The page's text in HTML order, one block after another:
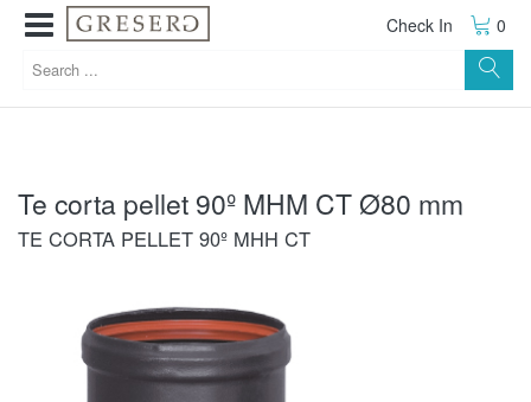
Check In 0
Te corta pellet 90º MHM CT Ø80 mm
TE CORTA PELLET 90º MHH CT